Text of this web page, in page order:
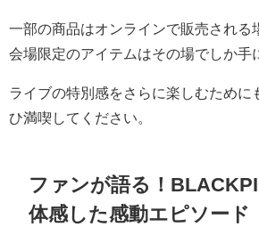
一部の商品はオンラインで販売される
会場限定のアイテムはその場でしか手
ライブの特別感をさらに楽しむために
ひ満喫してください。
ファンが語る！
体感した感動エピソード